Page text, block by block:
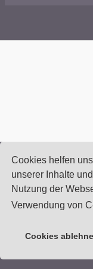
Cookies helfen
unserer Inhalte
Nutzung der
Verwendung von
Cookies